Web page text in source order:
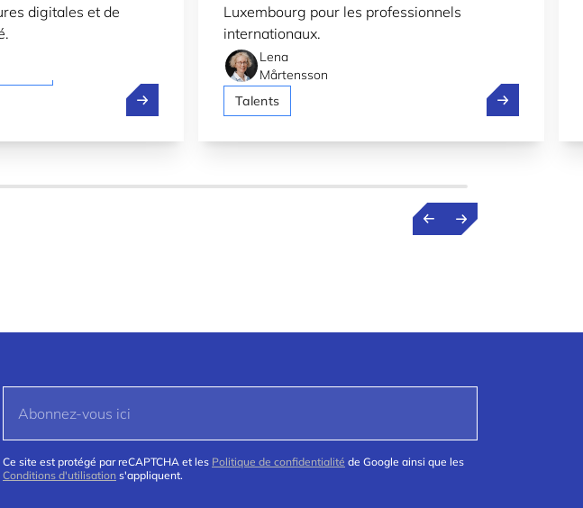
S&P et Moody’s
digitales et de
Le Luxembourg se classe 13e dans l’indice mondial de
Luxembourg pour les professionnels
internationaux.
Lena
Mårtensson
Talents
Le
Ce site est protégé par reCAPTCHA et les Politique de confidentialité de Google ainsi que les
Conditions d'utilisation s'appliquent.